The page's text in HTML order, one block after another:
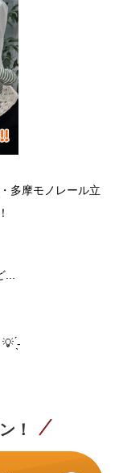
多摩モノレール立
...
💡 ̖́-
！